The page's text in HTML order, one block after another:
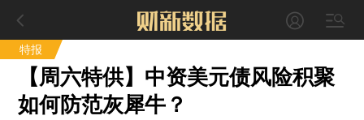
特报
【周六特供】中资美元债风险积聚
如何防范灰犀牛？